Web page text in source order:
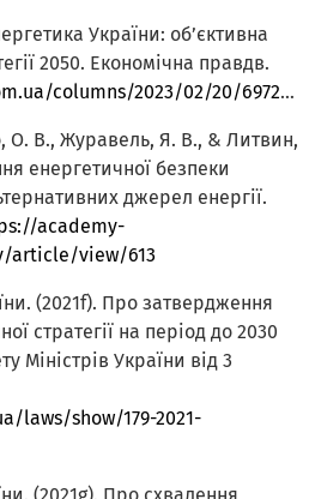
України: об’єктивна
2050. Економічна правдв.
columns/2023/02/20/697207/
О. В., Журавель, Я. В., & Литвин,
енергетичної безпеки
джерел енергії.
academy-
article/view/613
(2021f). Про затвердження
стратегії на період до 2030
Міністрів України від 3
laws/show/179-2021-